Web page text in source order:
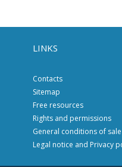
LINKS
Contacts
Sitemap
Free resources
Rights and permissions
General conditions of sale
Legal notice and Privacy